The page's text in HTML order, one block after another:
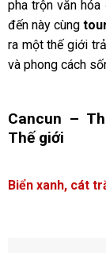
pha trộn văn
đến này cùng
ra một thế giới
và phong cách
Cancun –
Thế giới
Biển xanh, cát